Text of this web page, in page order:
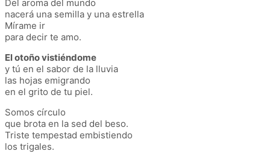
Del aroma del mundo
nacerá una semilla y una estrella
Mírame ir
para decir te amo.
El otoño vistiéndome
y tú en el sabor de la lluvia
las hojas emigrando
en el grito de tu piel.
Somos círculo
que brota en la sed del beso.
Triste tempestad embistiendo
los trigales.